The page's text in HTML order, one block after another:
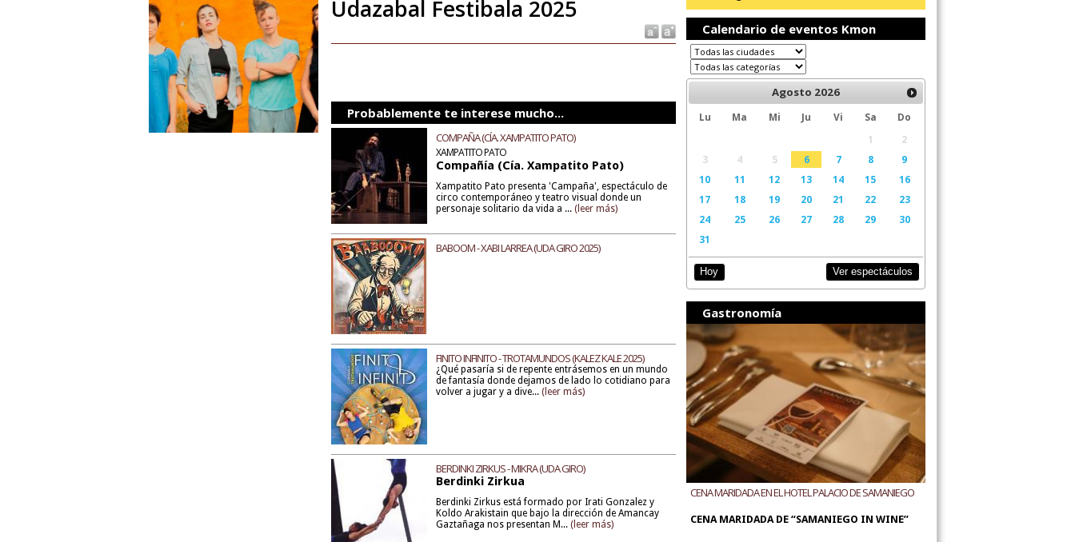
Udazabal Festibala 2025
Probablemente te interese mucho...
COMPAÑA (CÍA. XAMPATITO PATO)
XAMPATITO PATO
Compañía (Cía. Xampatito Pato)
Xampatito Pato presenta 'Campaña', espectáculo de
circo contemporáneo y teatro visual donde un
personaje solitario da vida a ...(leer más)
BABOOM - XABI LARREA (UDA GIRO 2025)
FINITO INFINITO - TROTAMUNDOS (KALEZ KALE 2025)
¿Qué pasaría si de repente entrásemos en un mundo
de fantasía donde dejamos de lado lo cotidiano para
volver a jugar y a dive...(leer más)
BERDINKI ZIRKUS - MIKRA (UDA GIRO)
Berdinki Zirkua
Berdinki Zirkus está formado por Irati Gonzalez y
Koldo Arakistain que bajo la dirección de Amancay
Gaztañaga nos presentan M...(leer más)
Calendario de eventos Kmon
Agosto 2026
Lu Ma Mi Ju Vi Sa
Do
1
2
3
4 5 6 7 8
9
10
11 12 13 14 15
16
17
18 19 20 21 22
23
24
25 26 27 28 29
30
31
Hoy Ver espectáculos
Gastronomía
CENA MARIDADA EN EL HOTEL PALACIO DE SAMANIEGO
CENA MARIDADA DE “SAMANIEGO IN WINE”